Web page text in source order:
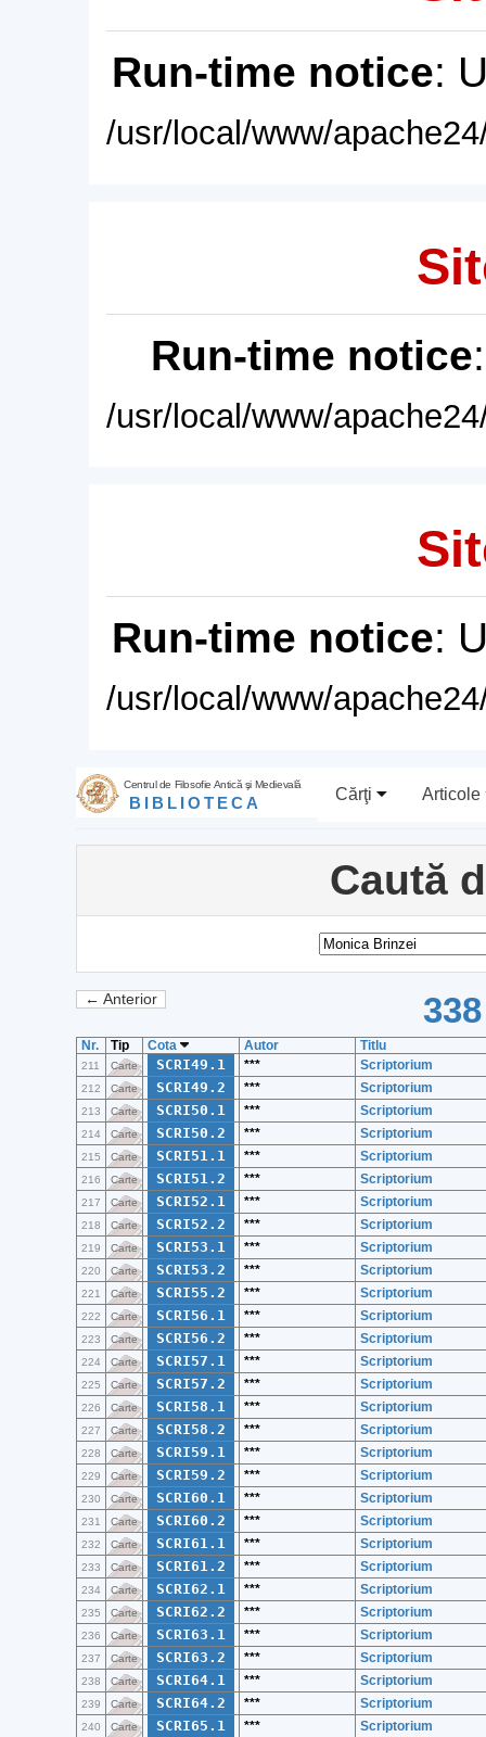
Run-time notice:
/usr/local/www/
Run-time notice
/usr/local/www/
Run-time notice:
/usr/local/www/
Centrul de Filosofie Antică şi Medievală
BIBLIOTECA Cărţi Articole
Caută
← Anterior
Nr. Tip Cota Autor Titlu
211 Carte SCRI49.1 *** Scriptorium
212 Carte SCRI49.2 *** Scriptorium
213 Carte SCRI50.1 *** Scriptorium
214 Carte SCRI50.2 *** Scriptorium
215 Carte SCRI51.1 *** Scriptorium
216 Carte SCRI51.2 *** Scriptorium
217 Carte SCRI52.1 *** Scriptorium
218 Carte SCRI52.2 *** Scriptorium
219 Carte SCRI53.1 *** Scriptorium
220 Carte SCRI53.2 *** Scriptorium
221 Carte SCRI55.2 *** Scriptorium
222 Carte SCRI56.1 *** Scriptorium
223 Carte SCRI56.2 *** Scriptorium
224 Carte SCRI57.1 *** Scriptorium
225 Carte SCRI57.2 *** Scriptorium
226 Carte SCRI58.1 *** Scriptorium
227 Carte SCRI58.2 *** Scriptorium
228 Carte SCRI59.1 *** Scriptorium
229 Carte SCRI59.2 *** Scriptorium
230 Carte SCRI60.1 *** Scriptorium
231 Carte SCRI60.2 *** Scriptorium
232 Carte SCRI61.1 *** Scriptorium
233 Carte SCRI61.2 *** Scriptorium
234 Carte SCRI62.1 *** Scriptorium
235 Carte SCRI62.2 *** Scriptorium
236 Carte SCRI63.1 *** Scriptorium
237 Carte SCRI63.2 *** Scriptorium
238 Carte SCRI64.1 *** Scriptorium
239 Carte SCRI64.2 *** Scriptorium
240 Carte SCRI65.1 *** Scriptorium